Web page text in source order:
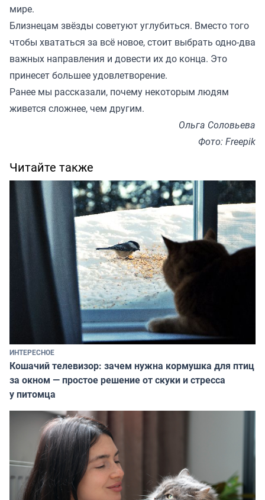
мире.
Близнецам звёзды советуют углубиться. Вместо того
чтобы хвататься за всё новое, стоит выбрать одно-два
важных направления и довести их до конца. Это
принесет большее удовлетворение.
Ранее мы рассказали, почему некоторым людям
живется сложнее, чем другим.
Ольга Соловьева
Фото: Freepik
Читайте также
ИНТЕРЕСНОЕ
Кошачий телевизор: зачем нужна кормушка для птиц
за окном — простое решение от скуки и стресса
у питомца